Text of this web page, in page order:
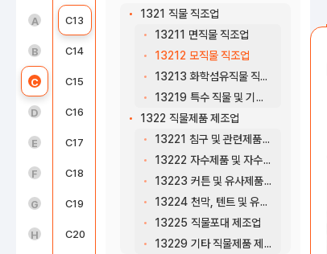
A 농업, 임업 및 어업(01~03)
B 광업(05~08)
C 제조업(10~34)
D 전기, 가스, 증기 및 공기조절 공급업(35)
E 수도, 하수 및 폐기물 처리, 원료 재생업(36 ~ 39)
F 건설업(41~42)
G 도매 및 소매업(45~47)
H 운수 및 창고업(49~52)
C13 섬유제품 제조업; 의복제외
C14 의복, 의복 액세서리 및 모피제품 제조업
C15 가죽, 가방 및 신발 제조업
C16 목재 및 나무제품 제조업; 가구 제외
C17 펄프, 종이 및 종이제품 제조업
C18
C19 코크스, 연탄 및 석유정제품 제조업
C20
1321 직물 직조업
13211 면직물 직조업
13212 모직물 직조업
13213 화학섬유직물 직조업
13219 특수 직물 및 기타 직물 직조업
1322 직물제품 제조업
13221 침구 및 관련제품 제조업
13222 자수제품 및 자수용재료 제조업
13223 커튼 및 유사제품 제조업
13224 천막, 텐트 및 유사 제품 제조업
13225 직물포대 제조업
13229 기타 직물제품 제조업